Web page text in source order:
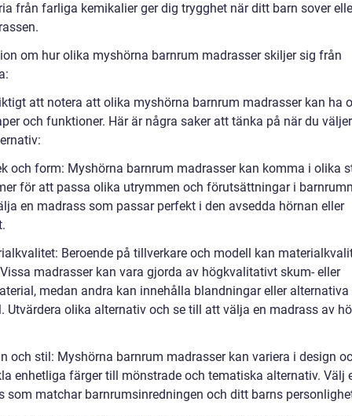
från farliga kemikalier ger dig trygghet när ditt barn sover
om hur olika myshörna barnrum madrasser skiljer sig från
att notera att olika myshörna barnrum madrasser kan ha
och funktioner. Här är några saker att tänka på när du
och form: Myshörna barnrum madrasser kan komma i olika
för att passa olika utrymmen och förutsättningar i
en madrass som passar perfekt i den avsedda hörnan eller
Beroende på tillverkare och modell kan
madrasser kan vara gjorda av högkvalitativt skum- eller
medan andra kan innehålla blandningar eller alternativa
Utvärdera olika alternativ och se till att välja en madrass av
och stil: Myshörna barnrum madrasser kan variera i design
enhetliga färger till mönstrade och tematiska alternativ. Välj
som matchar barnrumsinredningen och ditt barns